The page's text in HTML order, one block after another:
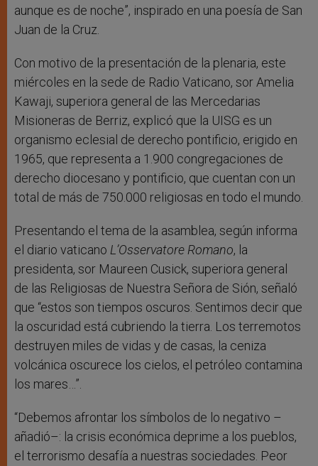
aunque es de noche”, inspirado en una poesía de San
Juan de la Cruz.
Con motivo de la presentación de la plenaria, este
miércoles en la sede de Radio Vaticano, sor Amelia
Kawaji, superiora general de las Mercedarias
Misioneras de Berriz, explicó que la UISG es un
organismo eclesial de derecho pontificio, erigido en
1965, que representa a 1.900 congregaciones de
derecho diocesano y pontificio, que cuentan con un
total de más de 750.000 religiosas en todo el mundo.
Presentando el tema de la asamblea, según informa
el diario vaticano L’Osservatore Romano, la
presidenta, sor Maureen Cusick, superiora general
de las Religiosas de Nuestra Señora de Sión, señaló
que “estos son tiempos oscuros. Sentimos decir que
la oscuridad está cubriendo la tierra. Los terremotos
destruyen miles de vidas y de casas, la ceniza
volcánica oscurece los cielos, el petróleo contamina
los mares…”.
“Debemos afrontar los símbolos de lo negativo –
añadió–: la crisis económica deprime a los pueblos,
el terrorismo desafía a nuestras sociedades. Peor